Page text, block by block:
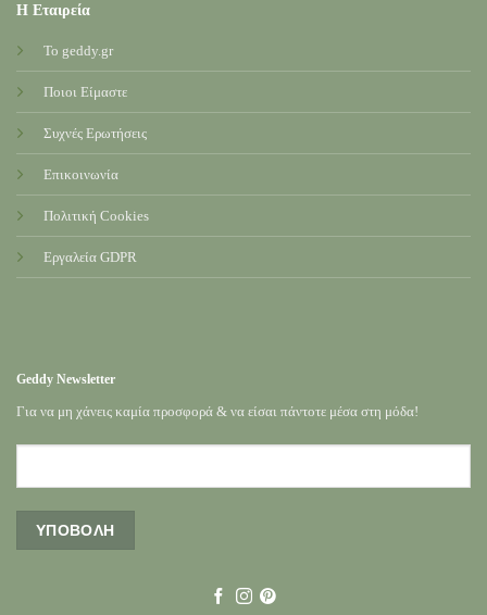
Η Εταιρεία
Το geddy.gr
Ποιοι Είμαστε
Συχνές Ερωτήσεις
Επικοινωνία
Πολιτική Cookies
Εργαλεία GDPR
Geddy Newsletter
Για να μη χάνεις καμία προσφορά & να είσαι πάντοτε μέσα στη μόδα!